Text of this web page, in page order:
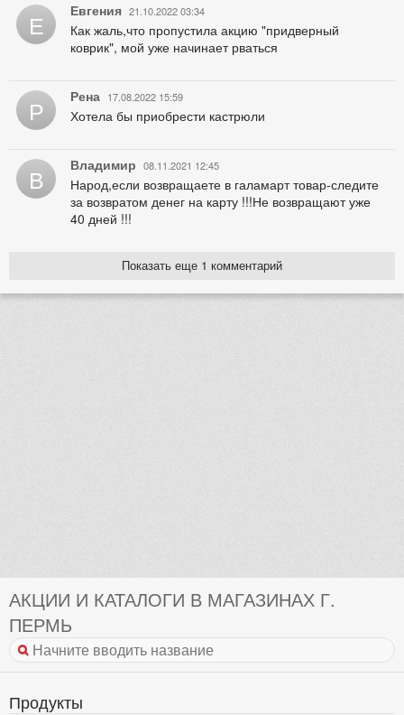
Е Евгения 21.10.2022 03:34
Как жаль,что пропустила акцию "придверный
коврик", мой уже начинает рваться
Р Рена 17.08.2022 15:59
Хотела бы приобрести кастрюли
В Владимир 08.11.2021 12:45
Народ,если возвращаете в галамарт товар-следите
за возвратом денег на карту !!!Не возвращают уже
40 дней !!!
Показать еще 1 комментарий
АКЦИИ И КАТАЛОГИ В МАГАЗИНАХ Г.
ПЕРМЬ
Продукты